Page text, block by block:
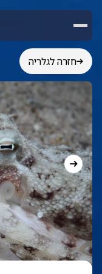
חזרה לגלריה